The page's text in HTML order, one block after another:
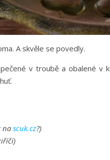
A skvěle se povedly.
v troubě a obalené v
na scuk.cz?)